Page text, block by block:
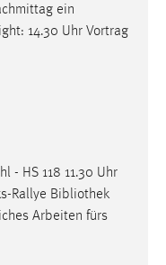
ein
14.30 Uhr Vortrag
- HS 118 11.30 Uhr
Rallye Bibliothek
Arbeiten fürs
anzuzeigen.
über Websites